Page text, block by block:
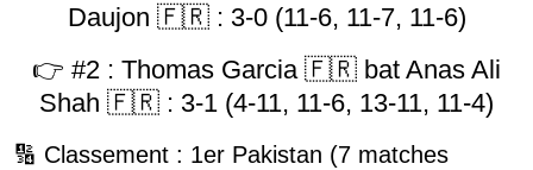
Daujon 🇫🇷 : 3-0 (11-6, 11-7, 11-6)
👉 #2 : Thomas Garcia 🇫🇷 bat Anas Ali
Shah 🇫🇷 : 3-1 (4-11, 11-6, 13-11, 11-4)
🔢 Classement : 1er Pakistan (7 matches